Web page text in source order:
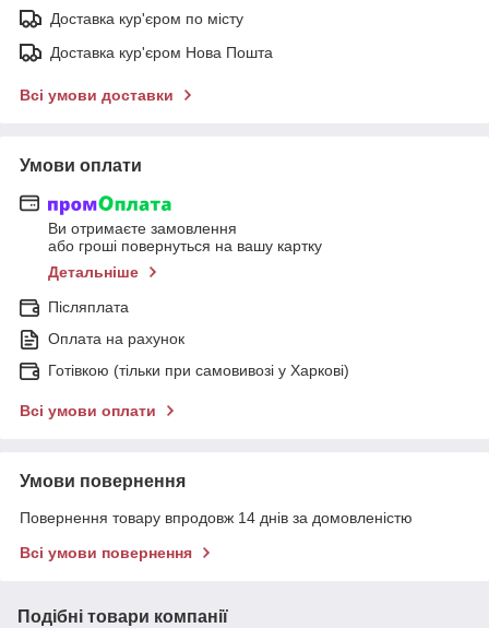
Доставка кур'єром по місту
Доставка кур'єром Нова Пошта
Всі умови доставки
Умови оплати
Ви отримаєте замовлення
або гроші повернуться на вашу картку
Детальніше
Післяплата
Оплата на рахунок
Готівкою (тільки при самовивозі у Харкові)
Всі умови оплати
Умови повернення
Повернення товару впродовж 14 днів за домовленістю
Всі умови повернення
Подібні товари компанії